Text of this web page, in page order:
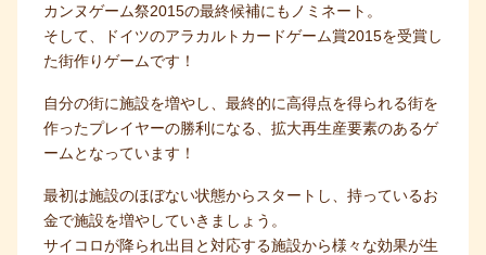
カンヌゲーム祭2015の最終候補にもノミネート。
そして、ドイツのアラカルトカードゲーム賞2015を受賞し
た街作りゲームです！
自分の街に施設を増やし、最終的に高得点を得られる街を
作ったプレイヤーの勝利になる、拡大再生産要素のあるゲ
ームとなっています！
最初は施設のほぼない状態からスタートし、持っているお
金で施設を増やしていきましょう。
サイコロが降られ出目と対応する施設から様々な効果が生